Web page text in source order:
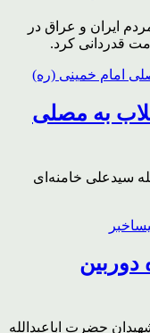
ایران و عراق در
قدردانی کرد.
به مصلی
سیدعلی خامنه‌ای
دوربین
حضرت اباعبدالله